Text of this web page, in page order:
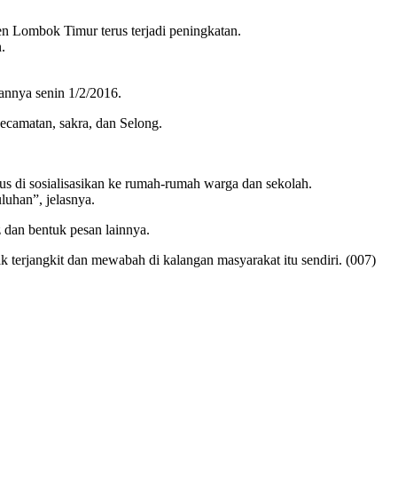
Lombok Timur terus terjadi peningkatan.
senin 1/2/2016.
sakra, dan Selong.
di sosialisasikan ke rumah-rumah warga dan sekolah.
jelasnya.
bentuk pesan lainnya.
terjangkit dan mewabah di kalangan masyarakat itu sendiri. (007)